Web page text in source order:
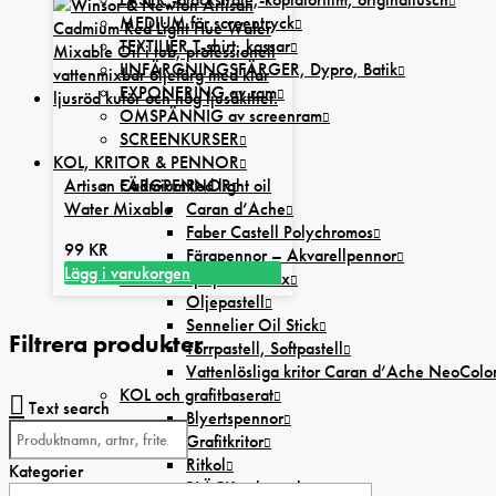
MEDIUM för screentryck
TEXTILIER T-shirt, kassar
IINFÄRGNINGSFÄRGER, Dypro, Batik
EXPONERING av ram
OMSPÄNNIG av screenram
SCREENKURSER
KOL, KRITOR & PENNOR
FÄRGPENNOR
Caran d’Ache
Faber Castell Polychromos
Färgpennor – Akvarellpennor
KRITOR olje-pastell-vax
Oljepastell
Sennelier Oil Stick
Torrpastell, Softpastell
Vattenlösliga kritor Caran d’Ache
KOL och grafitbaserat
Blyertspennor
Grafitkritor
Ritkol
BLÄCK och tusch
Artisan CadmiumRed light oil
Water Mixable
99 KR
Lägg i varukorgen
Filtrera produkter
Text search
Kategorier